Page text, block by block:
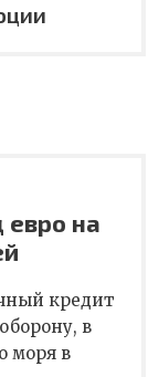
евро на
кредит
в
моря в